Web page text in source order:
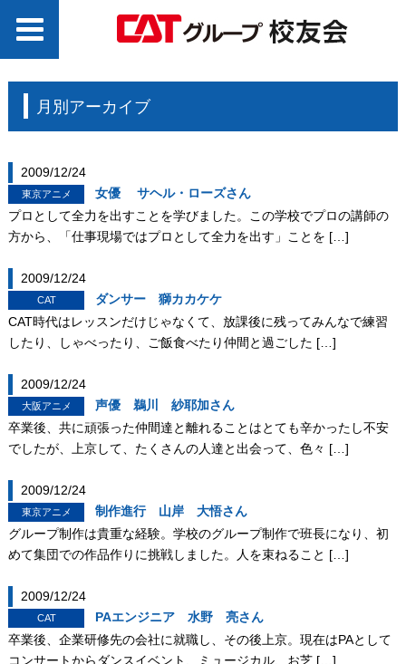
月別アーカイブ
2009/12/24
東京アニメ
女優 サヘル・ローズさん
プロとして全力を出すことを学びました。この学校でプロの講師の
方から、「仕事現場ではプロとして全力を出す」ことを […]
2009/12/24
CAT
ダンサー 獅カカケケ
CAT時代はレッスンだけじゃなくて、放課後に残ってみんなで練習
したり、しゃべったり、ご飯食べたり仲間と過ごした […]
2009/12/24
大阪アニメ
声優 鵜川 紗耶加さん
卒業後、共に頑張った仲間達と離れることはとても辛かったし不安
でしたが、上京して、たくさんの人達と出会って、色々 […]
2009/12/24
東京アニメ
制作進行 山岸 大悟さん
グループ制作は貴重な経験。学校のグループ制作で班長になり、初
めて集団での作品作りに挑戦しました。人を束ねること […]
2009/12/24
CAT
PAエンジニア 水野 亮さん
卒業後、企業研修先の会社に就職し、その後上京。現在はPAとして
コンサートからダンスイベント、ミュージカル、お芝 […]